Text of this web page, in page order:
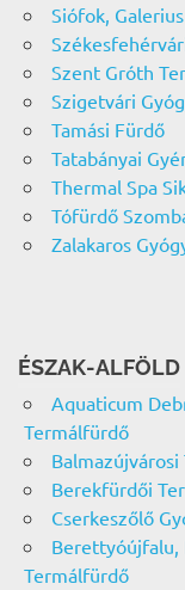
Siófok,
Szent Gróth
Szigetvári
Tamási Fürdő
Tatabányai
Thermal Spa
Tófürdő
Zalakaros
ÉSZAK-ALFÖLD
Aquaticum
Termálfürdő
Berekfürdői
Cserkeszőlő
Berettyóújfalu,
Termálfürdő